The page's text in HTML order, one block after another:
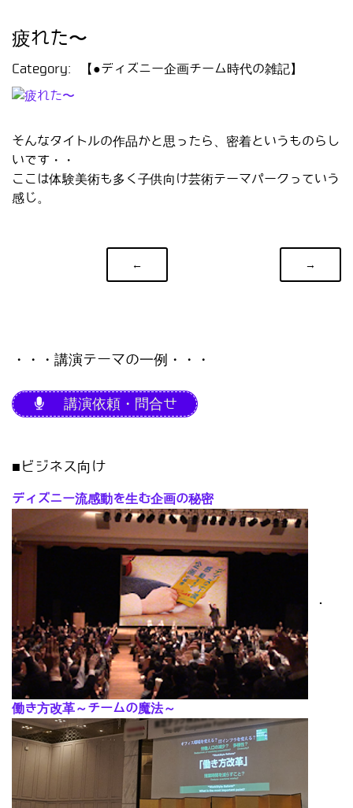
疲れた〜
Category: 【●ディズニー企画チーム時代の雑記】
そんなタイトルの作品かと思ったら、密着というものらし
いです・・
ここは体験美術も多く子供向け芸術テーマパークっていう
感じ。
← →
・・・講演テーマの一例・・・
講演依頼・問合せ
■ビジネス向け
ディズニー流感動を生む企画の秘密
･
働き方改革～チームの魔法～